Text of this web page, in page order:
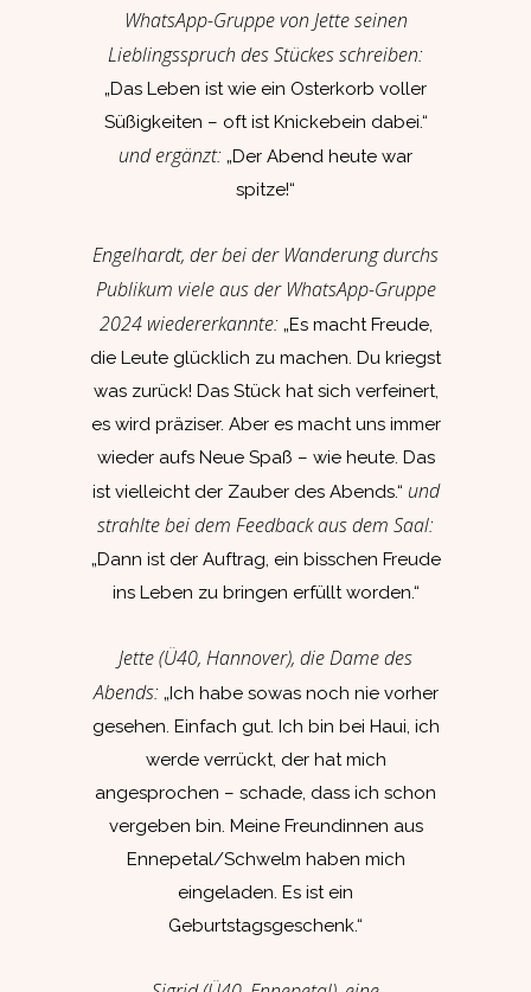
WhatsApp-Gruppe von Jette seinen
Lieblingsspruch des Stückes schreiben:
„Das Leben ist wie ein Osterkorb voller
Süßigkeiten – oft ist Knickebein dabei.“
und ergänzt: „Der Abend heute war
spitze!“
Engelhardt, der bei der Wanderung durchs
Publikum viele aus der WhatsApp-Gruppe
2024 wiedererkannte:„Es macht Freude,
die Leute glücklich zu machen. Du kriegst
was zurück! Das Stück hat sich verfeinert,
es wird präziser. Aber es macht uns immer
wieder aufs Neue Spaß – wie heute. Das
ist vielleicht der Zauber des Abends.“ und
strahlte bei dem Feedback aus dem Saal:
„Dann ist der Auftrag, ein bisschen Freude
ins Leben zu bringen erfüllt worden.“
Jette (Ü40, Hannover), die Dame des
Abends:„Ich habe sowas noch nie vorher
gesehen. Einfach gut. Ich bin bei Haui, ich
werde verrückt, der hat mich
angesprochen – schade, dass ich schon
vergeben bin. Meine Freundinnen aus
Ennepetal/Schwelm haben mich
eingeladen. Es ist ein
Geburtstagsgeschenk.“